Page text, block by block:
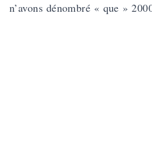
n’avons dénombré « que »